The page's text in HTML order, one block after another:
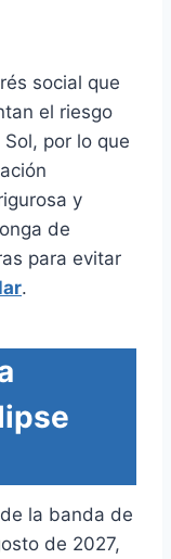
social que
el riesgo
por lo que
y
de
para evitar
.
la banda de
de 2027,